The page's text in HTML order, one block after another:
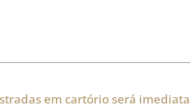
em cartório será imediata